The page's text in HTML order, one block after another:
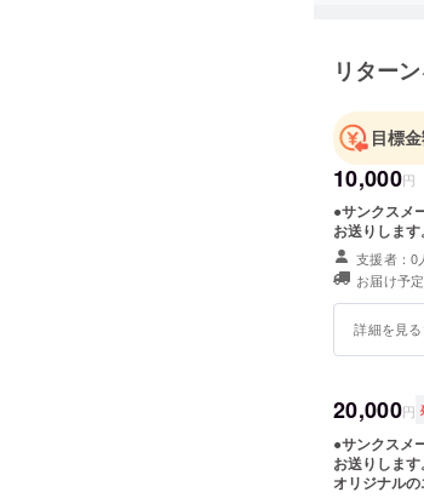
リター
目標
10,000円
●サンクスメ
お送りします。
支援者：0
お届け予
詳細を見る
20,000円
●サンクスメ
お送りしま
オリジナルの